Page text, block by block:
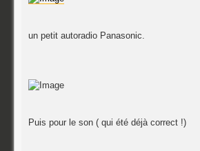
un petit autoradio Panasonic.
Puis pour le son ( qui été déjà correct !)